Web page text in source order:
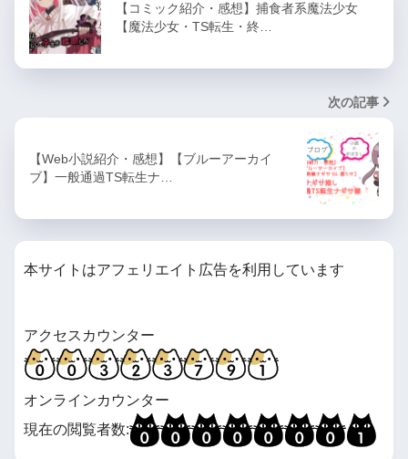
【コミック紹介・感想】捕食者系魔法少女
【魔法少女・TS転生・終…
次の記事
【Web小説紹介・感想】【ブルーアーカイ
ブ】一般通過TS転生ナ…
本サイトはアフェリエイト広告を利用しています
アクセスカウンター
オンラインカウンター
現在の閲覧者数: